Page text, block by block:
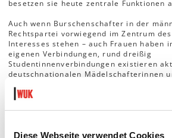
Diese Webseite verwendet Cookies
besetzen sie heute zentrale Funktionen
Auch wenn Burschenschafter in der
Rechtspartei vorwiegend im Zentrum
Interesses stehen – auch Frauen haben
eigenen Verbindungen, rund dreißig
Studentinnenverbindungen existieren
deutschnationalen Mädelschafterinnen
Burschenschaften („Ehre, Freiheit,
feministischen Magazinan.schläge.